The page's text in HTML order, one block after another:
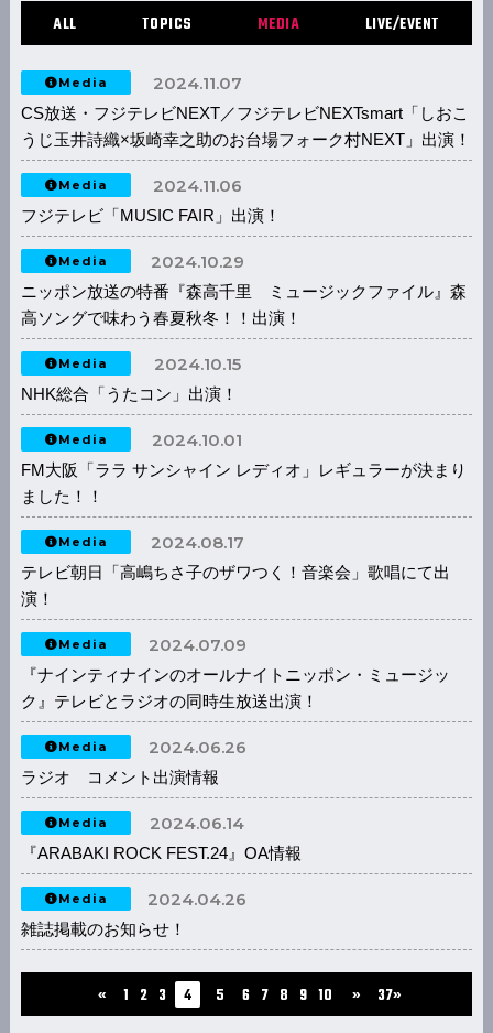
ALL TOPICS MEDIA LIVE/EVENT
Media 2024.11.07
CS放送・フジテレビNEXT／フジテレビNEXTsmart「しおこ
うじ玉井詩織×坂崎幸之助のお台場フォーク村NEXT」出演！
Media 2024.11.06
フジテレビ「MUSIC FAIR」出演！
Media 2024.10.29
ニッポン放送の特番『森高千里 ミュージックファイル』森
高ソングで味わう春夏秋冬！！出演！
Media 2024.10.15
NHK総合「うたコン」出演！
Media 2024.10.01
FM大阪「ララ サンシャイン レディオ」レギュラーが決まり
ました！！
Media 2024.08.17
テレビ朝日「高嶋ちさ子のザワつく！音楽会」歌唱にて出
演！
Media 2024.07.09
『ナインティナインのオールナイトニッポン・ミュージッ
ク』テレビとラジオの同時生放送出演！
Media 2024.06.26
ラジオ コメント出演情報
Media 2024.06.14
『ARABAKI ROCK FEST.24』OA情報
Media 2024.04.26
雑誌掲載のお知らせ！
« 1 2 3 4 5 6 7 8 9 10 » 37»